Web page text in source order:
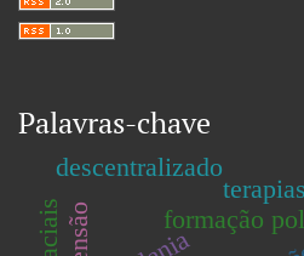
Palavras-chave
formação
descentralizado